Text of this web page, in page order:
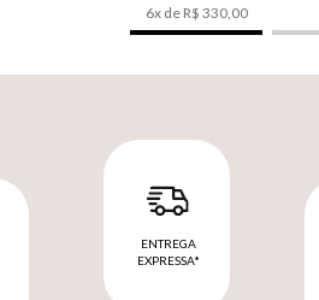
6x de R$ 330,00
ENTREGA
EXPRESSA*